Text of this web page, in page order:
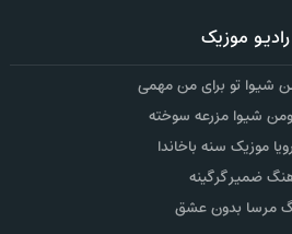
رادیو موزیک
شیوا تو برای من مهمی
شیوا مزرعه سوخته
موزیک سنه باخاندا
ضمیر گرگینه
مرسا بدون عشق